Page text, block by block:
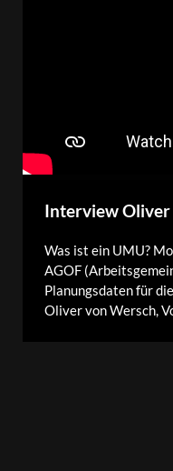
Interview Oliver
Was ist ein UMU?
AGOF
Planungsdaten für
Oliver von Wersch,